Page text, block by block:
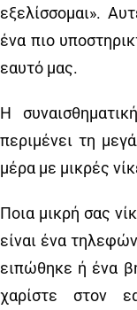
εξελίσσομαι».
ένα πιο
εαυτό μας.
Η
περιμένει τη
μέρα με μικρές
Ποια μικρή σας
είναι ένα
ειπώθηκε ή ένα
χαρίστε στον